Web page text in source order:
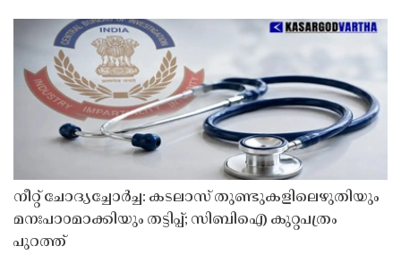
നീറ്റ് ചോദ്യച്ചോർച്ച: കടലാസ് തുണ്ടുകളിലെഴുതിയും
മനഃപാഠമാക്കിയും തട്ടിപ്പ്; സിബിഐ കുറ്റപത്രം
പുറത്ത്